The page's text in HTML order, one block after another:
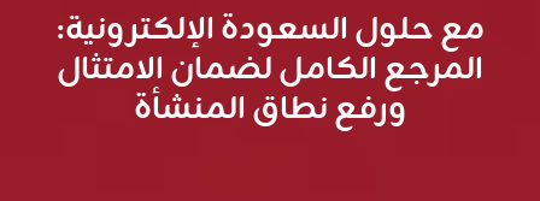
مع حلول السعودة الإلكترونية:
المرجع الكامل لضمان الامتثال
ورفع نطاق المنشأة